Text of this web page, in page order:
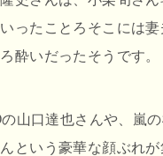
ったことろそこには
酔いだったそうです。
山口達也さんや、嵐
という豪華な顔ぶれ